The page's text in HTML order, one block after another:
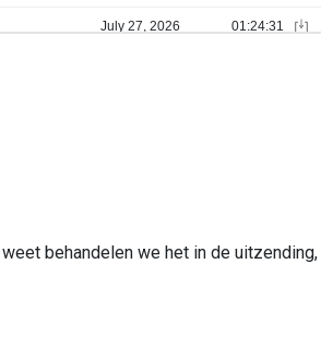
behandelen we het in de uitzending,